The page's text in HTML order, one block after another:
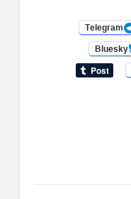
Telegram
Bluesky